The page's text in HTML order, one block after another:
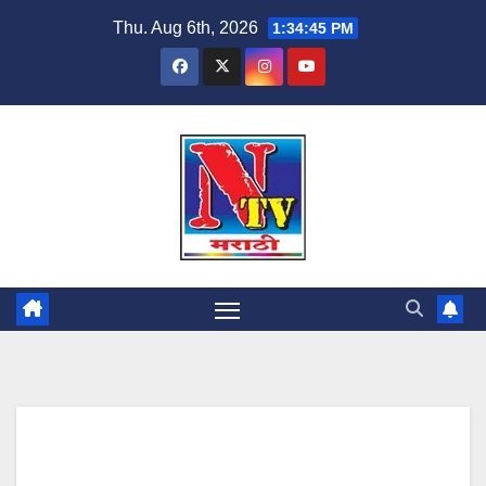
Thu. Aug 6th, 2026 1:34:46 PM